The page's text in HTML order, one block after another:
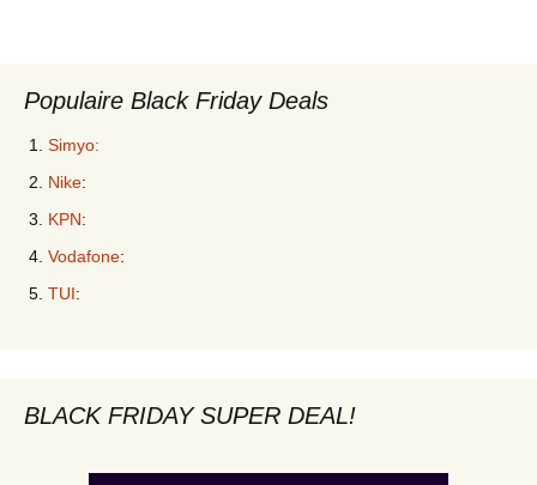
Populaire Black Friday Deals
Simyo:
Nike:
KPN:
Vodafone:
TUI:
BLACK FRIDAY SUPER DEAL!